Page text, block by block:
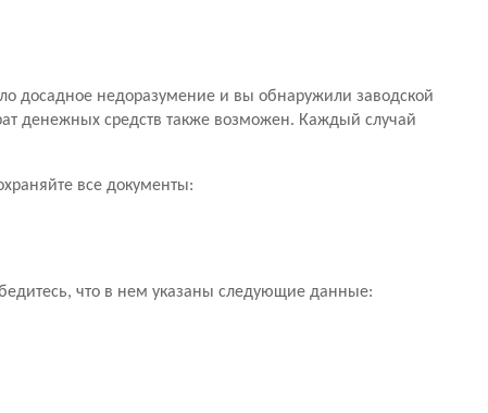
досадное недоразумение и вы обнаружили заводской
денежных средств также возможен. Каждый случай
все документы:
что в нем указаны следующие данные: